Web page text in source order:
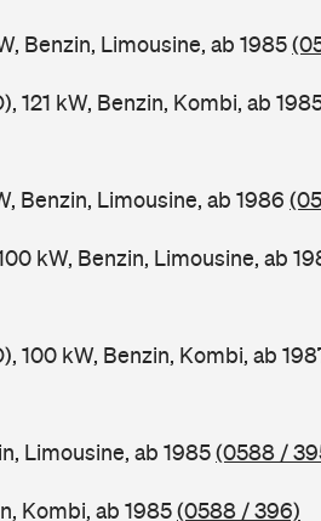
Benzin, Limousine, ab 1985
121 kW, Benzin, Kombi, ab
Benzin, Limousine, ab 1986
kW, Benzin, Limousine, ab
100 kW, Benzin, Kombi, ab
Limousine, ab 1985(0588 /
Kombi, ab 1985(0588 / 396)